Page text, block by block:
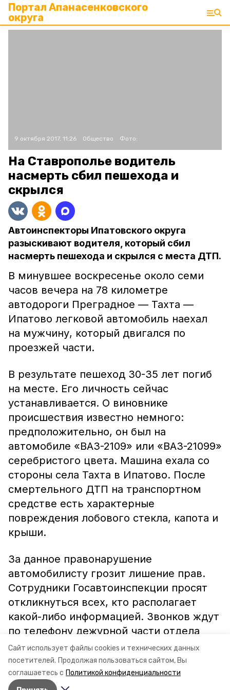
Сайт использует файлы cookies и технических данных
посетителей. Продолжая пользоваться сайтом, Вы
соглашаетесь с Политикой конфиденциальности
Портал Апанасенковского
округа
9 октября 2017, 11:26 Общество Фото:
На Ставрополье водитель
насмерть сбил пешехода и
скрылся
Автоинспекторы Ипатовского округа
разыскивают водителя, который сбил
насмерть пешехода и скрылся с места ДТП.
В минувшее воскресенье около семи
часов вечера на 78 километре
автодороги Преградное — Тахта —
Ипатово легковой автомобиль наехал
на мужчину, который двигался по
проезжей части.
В результате пешеход 30-35 лет погиб
на месте. Его личность сейчас
устанавливается. О виновнике
происшествия известно немного:
предположительно, он был на
автомобиле «ВАЗ-2109» или «ВАЗ-21099»
серебристого цвета. Машина ехала со
стороны села Тахта в Ипатово. После
смертельного ДТП на транспортном
средстве есть характерные
повреждения лобового стекла, капота и
крыши.
За данное правонарушение
автомобилисту грозит лишение прав.
Сотрудники Госавтоинспекции просят
откликнуться всех, кто располагает
какой-либо информацией. Звонков ждут
по телефону дежурной части отдела
ГИБДД ОМВД России по Ипатовскому
округу 8-86542-5-77-22 или 02.